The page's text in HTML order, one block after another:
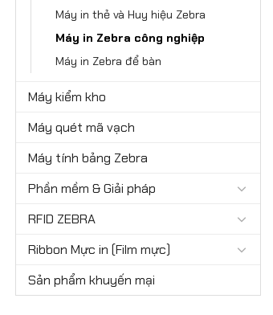
Máy in thẻ và Huy hiệu Zebra
Máy in Zebra công nghiệp
Máy in Zebra để bàn
Máy kiểm kho
Máy quét mã vạch
Máy tính bảng Zebra
Phần mềm & Giải pháp
RFID ZEBRA
Ribbon Mực in (Film mực)
Sản phẩm khuyến mại